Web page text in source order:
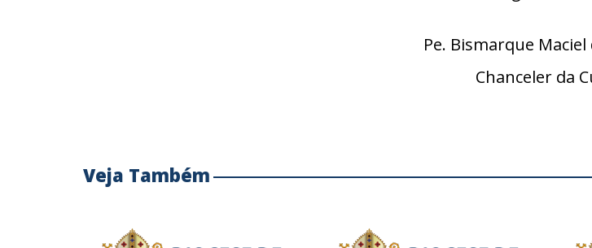
Pe. Bismarque
Chanceler da
Veja Também